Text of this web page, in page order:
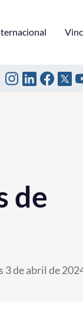
de
3 de abril de